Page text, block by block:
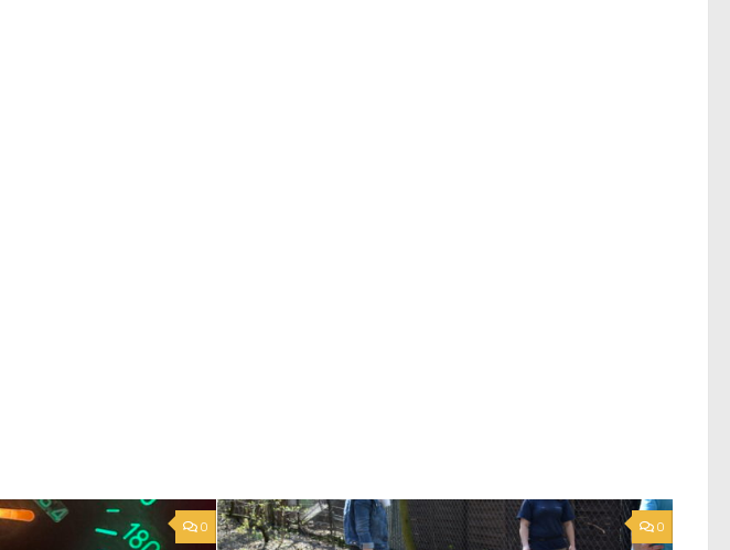
0 0